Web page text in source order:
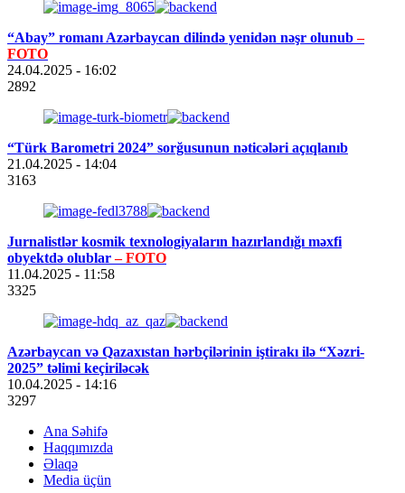
“Abay” romanı Azərbaycan dilində yenidən nəşr olunub–
FOTO
24.04.2025 - 16:02
2892
“Türk Barometri 2024” sorğusunun nəticələri açıqlanıb
21.04.2025 - 14:04
3163
Jurnalistlər kosmik texnologiyaların hazırlandığı məxfi
obyektdə olublar– FOTO
11.04.2025 - 11:58
3325
Azərbaycan və Qazaxıstan hərbçilərinin iştirakı ilə “Xəzri-
2025” təlimi keçiriləcək
10.04.2025 - 14:16
3297
Ana Səhifə
Haqqımızda
Əlaqə
Media üçün